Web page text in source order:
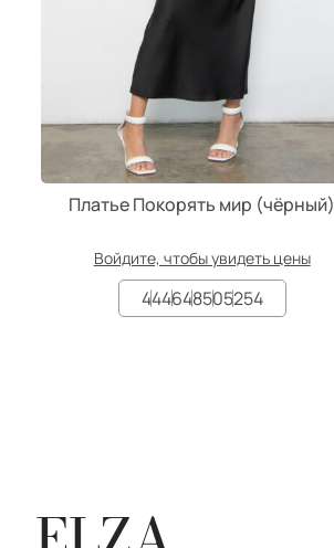
Платье Покорять мир (чёрный)
Войдите, чтобы увидеть цены
444648505254